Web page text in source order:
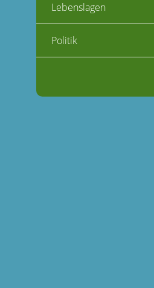
Lebenslagen
Politik